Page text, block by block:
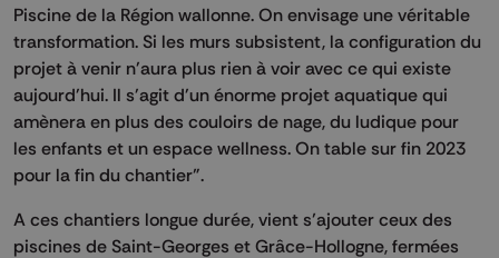
Piscine de la Région wallonne. On envisage une véritable
transformation. Si les murs subsistent, la configuration du
projet à venir n'aura plus rien à voir avec ce qui existe
aujourd'hui. Il s'agit d'un énorme projet aquatique qui
amènera en plus des couloirs de nage, du ludique pour
les enfants et un espace wellness. On table sur fin 2023
pour la fin du chantier".
A ces chantiers longue durée, vient s’ajouter ceux des
piscines de Saint-Georges et Grâce-Hollogne, fermées